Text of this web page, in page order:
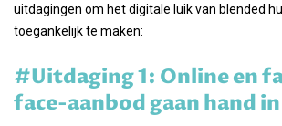
uitdagingen om het digitale luik van blended
toegankelijk te maken:
#Uitdaging 1: Online en
face-aanbod gaan hand